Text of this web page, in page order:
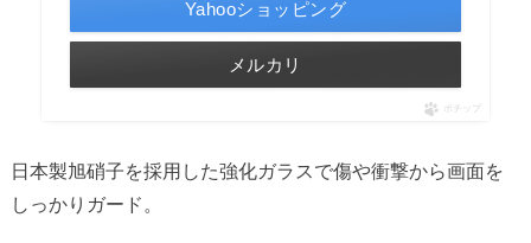
Yahooショッピング
メルカリ
ポチップ
日本製旭硝子を採用した強化ガラスで傷や衝撃から画面を
しっかりガード。